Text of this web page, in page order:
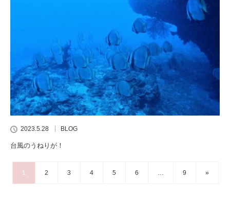
2023.5.28 BLOG
台風のうねりが！
1 2 3 4 5 6 9 »